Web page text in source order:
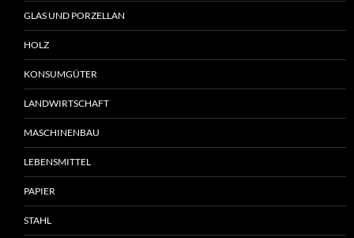
GLAS UND PORZELLAN
HOLZ
KONSUMGÜTER
LANDWIRTSCHAFT
MASCHINENBAU
LEBENSMITTEL
PAPIER
STAHL